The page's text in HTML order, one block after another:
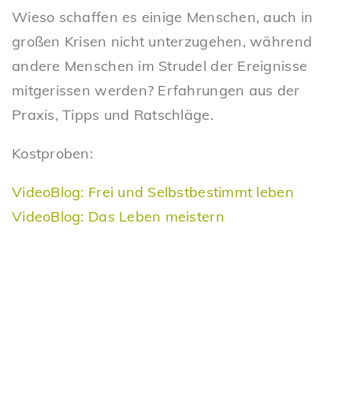
Wieso schaffen es einige Menschen, auch in
großen Krisen nicht unterzugehen, während
andere Menschen im Strudel der Ereignisse
mitgerissen werden? Erfahrungen aus der
Praxis, Tipps und Ratschläge.
Kostproben:
VideoBlog: Frei und Selbstbestimmt leben
VideoBlog: Das Leben meistern